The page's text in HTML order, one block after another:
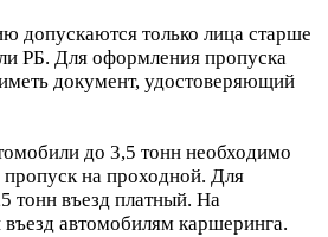
допускаются только лица старше
РБ. Для оформления пропуска
документ, удостоверяющий
до 3,5 тонн необходимо
на проходной. Для
тонн въезд платный. На
автомобилям каршеринга.